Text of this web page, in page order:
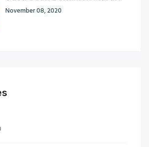
November 08, 2020